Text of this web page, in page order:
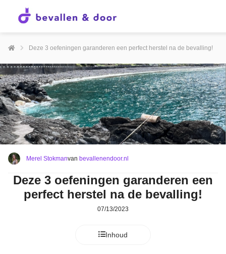
Deze 3 oefeningen garanderen een perfect herstel na de bevalling!
Merel Stokmanvan bevallenendoor.nl
Deze 3 oefeningen garanderen een
perfect herstel na de bevalling!
07/13/2023
Inhoud